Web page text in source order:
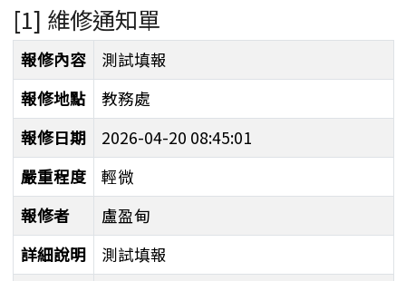
[1] 維修通知單
維修通知單
報修內容
測試填報
報修地點
教務處
報修日期
2026-04-20 08:45:01
嚴重程度
輕微
報修者
盧盈甸
詳細說明
測試填報